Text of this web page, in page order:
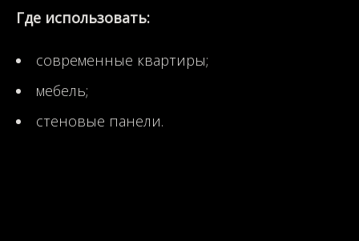
Где использовать:
современные квартиры;
мебель;
стеновые панели.